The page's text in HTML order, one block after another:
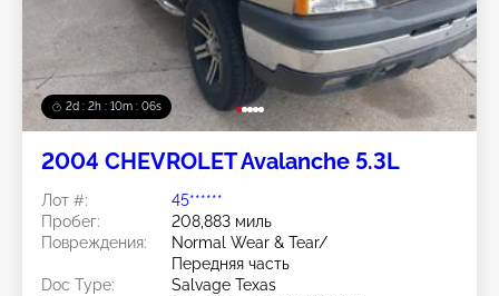
2d : 2h : 10m : 03s
2004 CHEVROLET Avalanche 5.3L
Лот #:
45******
Пробег:
208,883 миль
Повреждения:
Normal Wear & Tear/
Передняя часть
Doc Type:
Salvage Texas